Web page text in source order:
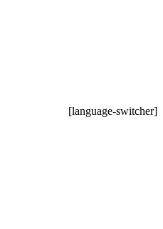
[language-switcher]